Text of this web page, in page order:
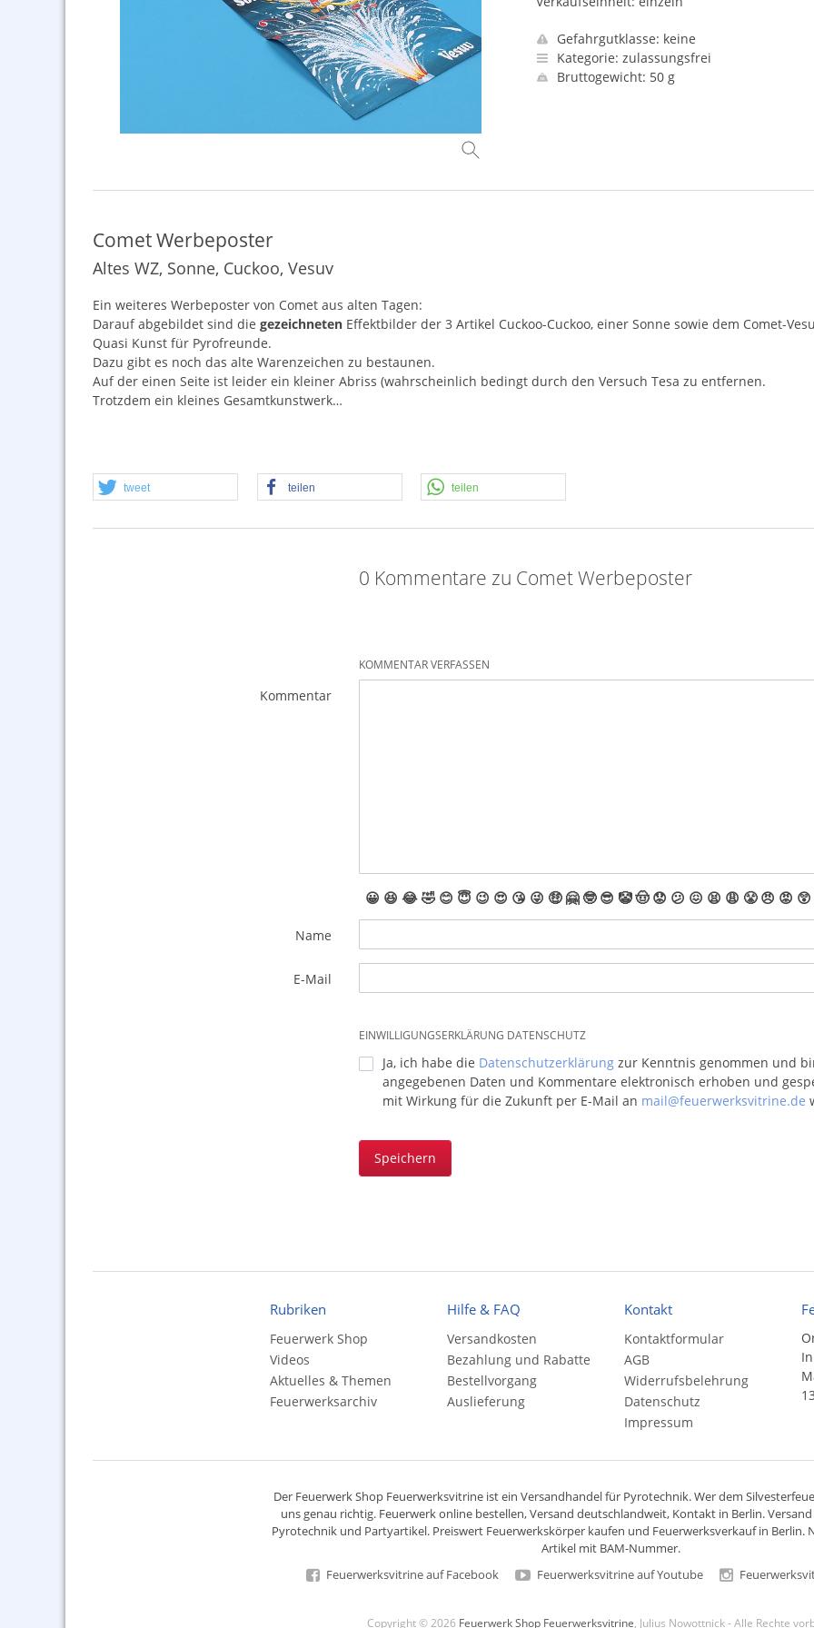
Gefahrgutklasse: keine
Kategorie: zulassungsfrei
Bruttogewicht: 50 g
Comet Werbeposter
Altes WZ, Sonne, Cuckoo, Vesuv
Ein weiteres Werbeposter von Comet aus alten Tagen:
Darauf abgebildet sind die gezeichneten Effektbilder der 3 Artikel Cuckoo-Cuckoo, einer Sonne sowie dem Comet-
Quasi Kunst für Pyrofreunde.
Dazu gibt es noch das alte Warenzeichen zu bestaunen.
Auf der einen Seite ist leider ein kleiner Abriss (wahrscheinlich bedingt durch den Versuch Tesa zu entfernen.
Trotzdem ein kleines Gesamtkunstwerk…
tweet teilen teilen
0 Kommentare zu Comet Werbeposter
KOMMENTAR VERFASSEN
Kommentar
😀 😆 😂🤣 😊 😇 😉 😍 😘 😜 🤑 🤗 🤓 😎 🤡🤠 😟 😕 😖 😫 😩 😤 😠 😡 😲
Name
E-Mail
EINWILLIGUNGSERKLÄRUNG DATENSCHUTZ
Ja, ich habe die Datenschutzerklärungzur Kenntnis genommen und
angegebenen Daten und Kommentare elektronisch erhoben und
mit Wirkung für die Zukunft per E-Mail an mail@feuerwerksvitrine.de
Speichern
Rubriken
Feuerwerk Shop
Videos
Aktuelles & Themen
Feuerwerksarchiv
Hilfe & FAQ
Versandkosten
Bezahlung und Rabatte
Bestellvorgang
Auslieferung
Kontakt
Kontaktformular
AGB
Widerrufsbelehrung
Datenschutz
Impressum
Der Feuerwerk Shop Feuerwerksvitrine ist ein Versandhandelfür Pyrotechnik. Wer dem
uns genau richtig. Feuerwerk online bestellen,Versand deutschlandweit, Kontakt in Berlin.
Pyrotechnikund Partyartikel. Preiswert Feuerwerkskörperkaufen und Feuerwerksverkauf in Berlin.
Artikel mit BAM-Nummer.
Feuerwerksvitrine auf Facebook
Feuerwerksvitrine auf Youtube
Copyright © 2026 Feuerwerk Shop Feuerwerksvitrine , Julius Nowottnick - Alle Rechte